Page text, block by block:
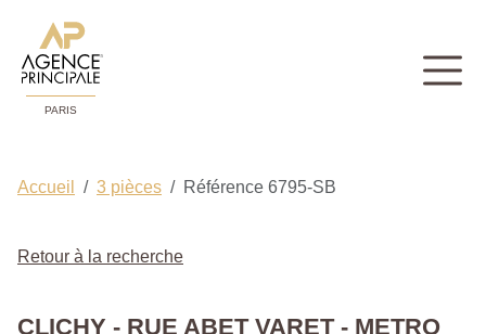
PARIS
Accueil 3 pièces Référence 6795-SB
Retour à la recherche
CLICHY - RUE ABET VARET - METRO